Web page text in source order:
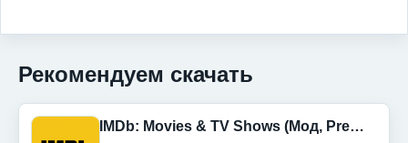
Рекомендуем скачать
IMDb: Movies & TV Shows (Мод, Premium)